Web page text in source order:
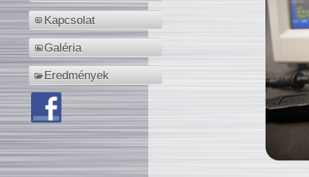
Kapcsolat
Galéria
Eredmények